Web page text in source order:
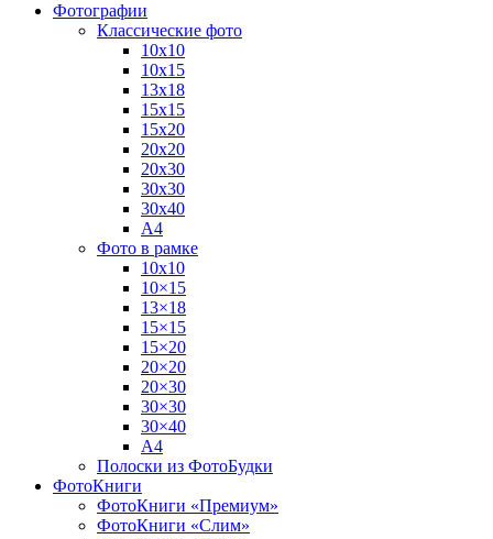
Фотографии
Классические фото
10х10
10х15
13х18
15х15
15х20
20х20
20х30
30х30
30х40
А4
Фото в рамке
10х10
10×15
13×18
15×15
15×20
20×20
20×30
30×30
30×40
A4
Полоски из ФотоБудки
ФотоКниги
ФотоКниги «Премиум»
ФотоКниги «Слим»